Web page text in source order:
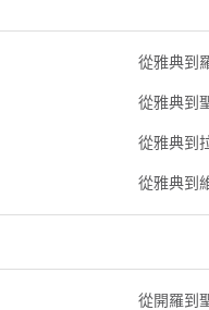
從雅典到
從雅典到
從雅典到
從雅典到
從開羅到